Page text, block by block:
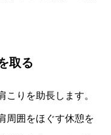
取る
りを助長します。
周囲をほぐす休憩を